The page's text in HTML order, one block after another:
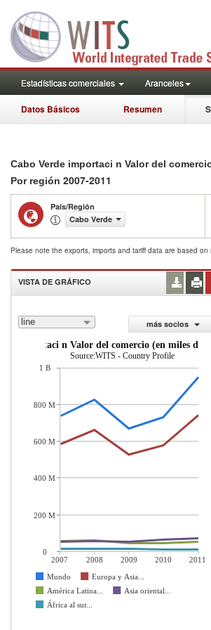
Estadísticas comerciales Aranceles
Datos Básicos Resumen
Cabo Verde importaci n Valor del
Por región 2007-2011
País/Región
Cabo Verde
Please note the exports, imports and tariff data are based
VISTA DE GRÁFICO
line
más socios
importaci n Valor del comercio (en miles de
Source:WITS - Country Profile
2007 2008 2009 2010
2011
Mundo
Europa y Asia...
América Latina...
Asia oriental...
África al sur...
1 B
800 M
600 M
400 M
200 M
0